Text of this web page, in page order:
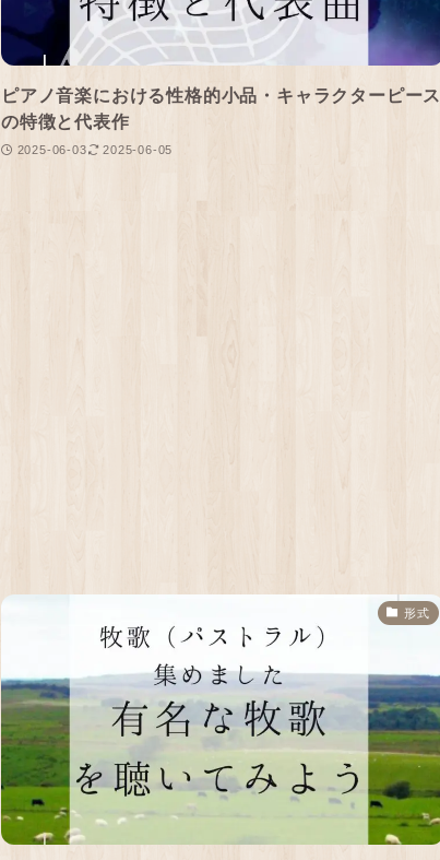
ピアノ音楽における性格的小品・キャラクターピース
の特徴と代表作
2025-06-03 2025-06-05
形式